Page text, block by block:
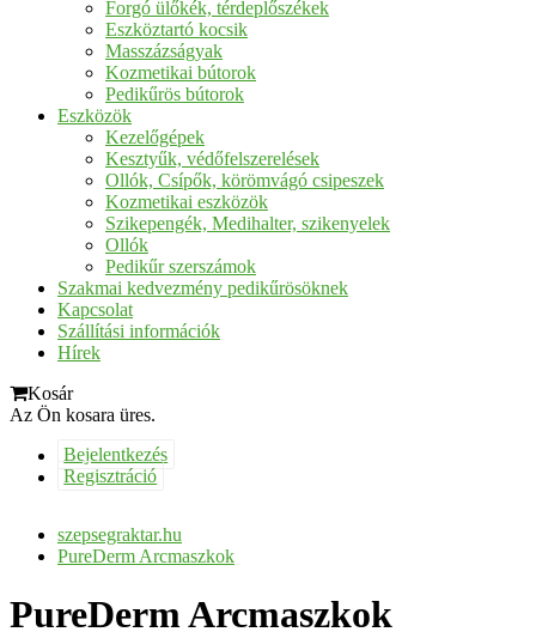
Forgó ülőkék, térdeplőszékek
Eszköztartó kocsik
Masszázságyak
Kozmetikai bútorok
Pedikűrös bútorok
Eszközök
Kezelőgépek
Kesztyűk, védőfelszerelések
Ollók, Csípők, körömvágó csipeszek
Kozmetikai eszközök
Szikepengék, Medihalter, szikenyelek
Ollók
Pedikűr szerszámok
Szakmai kedvezmény pedikűrösöknek
Kapcsolat
Szállítási információk
Hírek
Kosár
Az Ön kosara üres.
Bejelentkezés
Regisztráció
szepsegraktar.hu
PureDerm Arcmaszkok
PureDerm Arcmaszkok